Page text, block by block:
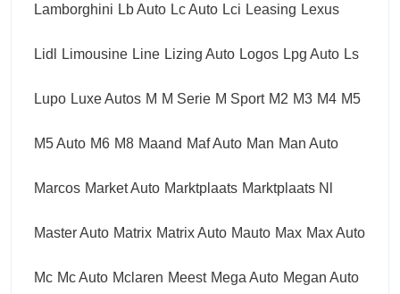
Lamborghini Lb Auto Lc Auto Lci Leasing Lexus
Lidl Limousine Line Lizing Auto Logos Lpg Auto Ls
Lupo Luxe Autos M M Serie M Sport M2 M3 M4 M5
M5 Auto M6 M8 Maand Maf Auto Man Man Auto
Marcos Market Auto Marktplaats Marktplaats Nl
Master Auto Matrix Matrix Auto Mauto Max Max Auto
Mc Mc Auto Mclaren Meest Mega Auto Megan Auto